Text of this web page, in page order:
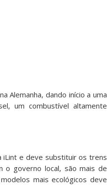
Alemanha, dando início a uma
um combustível altamente
iLint e deve substituir os trens
o governo local, são mais de
mais ecológicos deve